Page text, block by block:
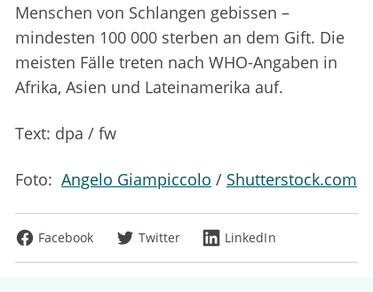
Menschen von Schlangen gebissen –
mindesten 100 000 sterben an dem Gift. Die
meisten Fälle treten nach WHO-Angaben in
Afrika, Asien und Lateinamerika auf.
Text: dpa / fw
Foto: Angelo Giampiccolo / Shutterstock.com
Facebook Twitter LinkedIn